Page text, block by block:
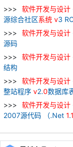
软件开发与设计
源综合社区系统 v3
软件开发与设计
源码
软件开发与设计
结构
软件开发与设计
整站程序 v2.0数据库
软件开发与设计
2007源代码 （.Net 1.1